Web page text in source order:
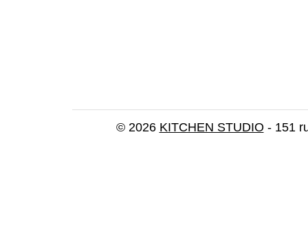
© 2026 KITCHEN STUDIO - 151